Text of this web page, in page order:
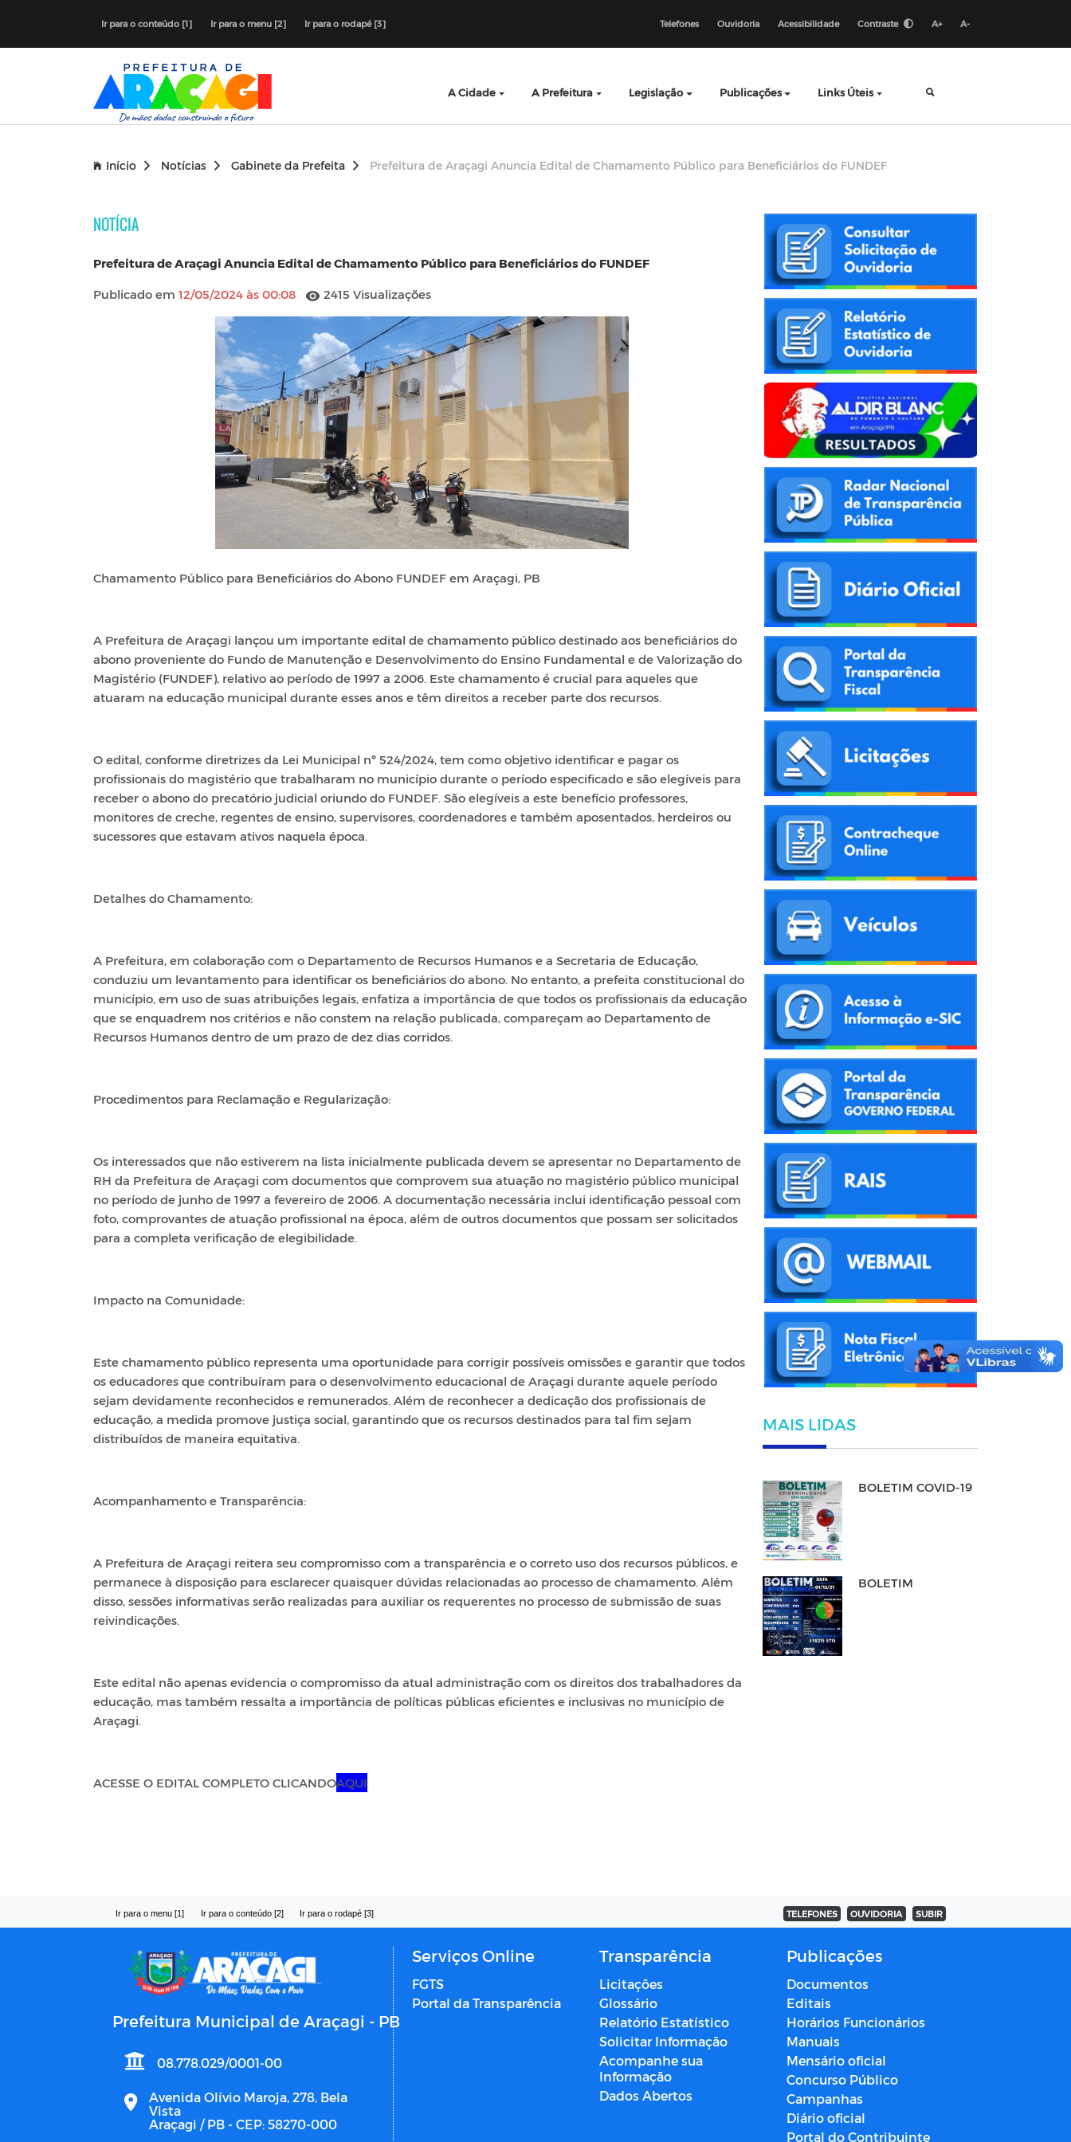
Ir para o conteúdo [1] Ir para o menu [2] Ir para o rodapé [3] Telefones Ouvidoria Acessibilidade Contraste A+ A-
A Cidade A Prefeitura Legislação Publicações Links Úteis
Início Notícias Gabinete da Prefeita Prefeitura de Araçagi Anuncia Edital de Chamamento Público para Beneficiários do FUNDEF
NOTÍCIA
Prefeitura de Araçagi Anuncia Edital de Chamamento Público para Beneficiários do FUNDEF
Publicado em 12/05/2024 às 00:08 2415 Visualizações
Chamamento Público para Beneficiários do Abono FUNDEF em Araçagi, PB
A Prefeitura de Araçagi lançou um importante edital de chamamento público destinado aos beneficiários do
abono proveniente do Fundo de Manutenção e Desenvolvimento do Ensino Fundamental e de Valorização do
Magistério (FUNDEF), relativo ao período de 1997 a 2006. Este chamamento é crucial para aqueles que
atuaram na educação municipal durante esses anos e têm direitos a receber parte dos recursos.
O edital, conforme diretrizes da Lei Municipal nº 524/2024, tem como objetivo identificar e pagar os
profissionais do magistério que trabalharam no município durante o período especificado e são elegíveis para
receber o abono do precatório judicial oriundo do FUNDEF. São elegíveis a este benefício professores,
monitores de creche, regentes de ensino, supervisores, coordenadores e também aposentados, herdeiros ou
sucessores que estavam ativos naquela época.
Detalhes do Chamamento:
A Prefeitura, em colaboração com o Departamento de Recursos Humanos e a Secretaria de Educação,
conduziu um levantamento para identificar os beneficiários do abono. No entanto, a prefeita constitucional do
município, em uso de suas atribuições legais, enfatiza a importância de que todos os profissionais da educação
que se enquadrem nos critérios e não constem na relação publicada, compareçam ao Departamento de
Recursos Humanos dentro de um prazo de dez dias corridos.
Procedimentos para Reclamação e Regularização:
Os interessados que não estiverem na lista inicialmente publicada devem se apresentar no Departamento de
RH da Prefeitura de Araçagi com documentos que comprovem sua atuação no magistério público municipal
no período de junho de 1997 a fevereiro de 2006. A documentação necessária inclui identificação pessoal com
foto, comprovantes de atuação profissional na época, além de outros documentos que possam ser solicitados
para a completa verificação de elegibilidade.
Impacto na Comunidade:
Este chamamento público representa uma oportunidade para corrigir possíveis omissões e garantir que todos
os educadores que contribuíram para o desenvolvimento educacional de Araçagi durante aquele período
sejam devidamente reconhecidos e remunerados. Além de reconhecer a dedicação dos profissionais de
educação, a medida promove justiça social, garantindo que os recursos destinados para tal fim sejam
distribuídos de maneira equitativa.
Acompanhamento e Transparência:
A Prefeitura de Araçagi reitera seu compromisso com a transparência e o correto uso dos recursos públicos, e
permanece à disposição para esclarecer quaisquer dúvidas relacionadas ao processo de chamamento. Além
disso, sessões informativas serão realizadas para auxiliar os requerentes no processo de submissão de suas
reivindicações.
Este edital não apenas evidencia o compromisso da atual administração com os direitos dos trabalhadores da
educação, mas também ressalta a importância de políticas públicas eficientes e inclusivas no município de
Araçagi.
ACESSE O EDITAL COMPLETO CLICANDOAQUI
MAIS LIDAS
BOLETIM COVID-19
BOLETIM
Ir para o menu [1] Ir para o conteúdo [2] Ir para o rodapé [3] TELEFONES OUVIDORIA SUBIR
Prefeitura Municipal de Araçagi - PB
08.778.029/0001-00
Avenida Olívio Maroja, 278, Bela
Vista
Araçagi / PB - CEP: 58270-000
Serviços Online
FGTS
Portal da Transparência
Transparência
Licitações
Glossário
Relatório Estatístico
Solicitar Informação
Acompanhe sua
Informação
Dados Abertos
Publicações
Documentos
Editais
Horários Funcionários
Manuais
Mensário oficial
Concurso Público
Campanhas
Diário oficial
Portal do Contribuinte